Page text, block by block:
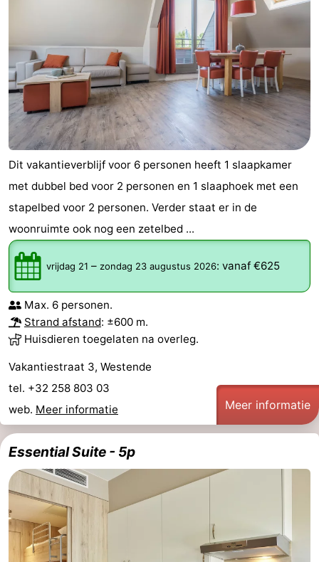
Dit vakantieverblijf voor 6 personen heeft 1 slaapkamer
met dubbel bed voor 2 personen en 1 slaaphoek met een
stapelbed voor 2 personen. Verder staat er in de
woonruimte ook nog een zetelbed ...
vrijdag 21 – zondag 23 augustus 2026: vanaf €625
Max. 6 personen.
Strand afstand: ±600 m.
Huisdieren toegelaten na overleg.
Vakantiestraat 3, Westende
tel. +32 258 803 03
web. Meer informatie Meer informatie
Essential Suite - 5p